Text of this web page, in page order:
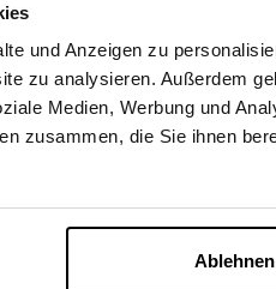
und Anzeigen zu
zu analysieren. Außerdem
Medien, Werbung und
zusammen, die Sie ihnen
Ablehnen
Holen Sie
Ihren
Viel Spaß